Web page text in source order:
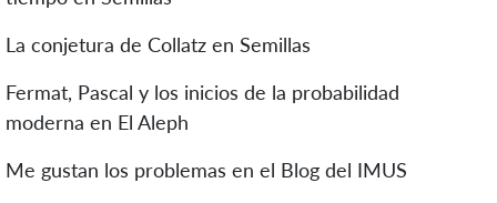
La conjetura de Collatz en Semillas
Fermat, Pascal y los inicios de la probabilidad
moderna en El Aleph
Me gustan los problemas en el Blog del IMUS